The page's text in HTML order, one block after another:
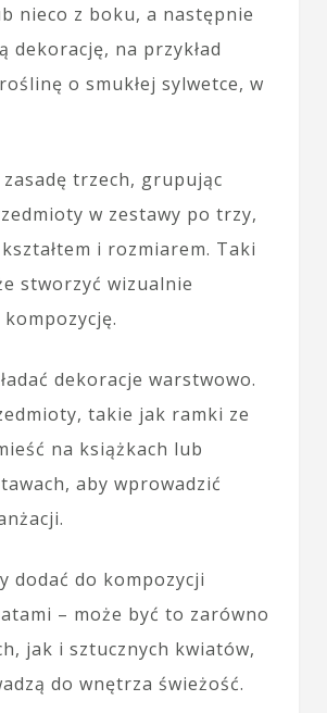
nieco z boku, a następnie
dekorację, na przykład
o smukłej sylwetce, w
trzech, grupując
w zestawy po trzy,
i rozmiarem. Taki
stworzyć wizualnie
dekoracje warstwowo.
takie jak ramki ze
na książkach lub
aby wprowadzić
dodać do kompozycji
– może być to zarówno
jak i sztucznych kwiatów,
do wnętrza świeżość.